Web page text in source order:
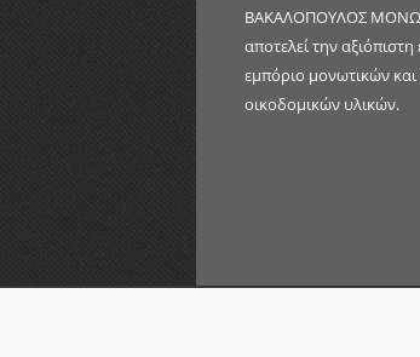
ΒΑΚΑΛΟΠΟΥΛΟΣ
αποτελεί την
εμπόριο μονωτικών
οικοδομικών υλικών.
© Copyright 2007-